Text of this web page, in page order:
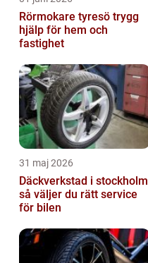
Rörmokare tyresö trygg
hjälp för hem och
fastighet
31 maj 2026
Däckverkstad i stockholm
så väljer du rätt service
för bilen